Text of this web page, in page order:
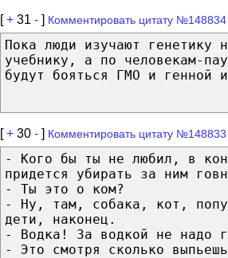
[+ 31 - ] Комментировать цитату №148834
Пoкa люди изучают генетику
учебнику, а по человекам-
будут бояться ГМО и генной
[+ 30 - ] Комментировать цитату №148833
- Кого бы ты не любил, в
придется убирать за ним
- Ты это о ком?
- Ну, там, собака, кот,
дети, наконец.
- Водка! За водкой не надо
- Это смотря сколько выпьешь